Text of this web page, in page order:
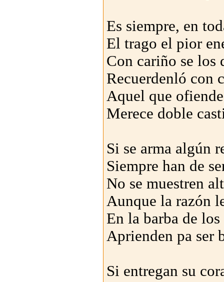
Es siempre, en
El trago el pior
Con cariño se los
Recuerdenló con
Aquel que
Merece doble
Si se arma algún
Siempre han de
No se muestren
Aunque la razón
En la barba de los
Aprienden pa ser
Si entregan su